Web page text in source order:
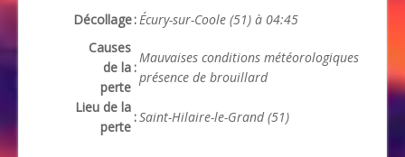
Décollage: Écury-sur-Coole (51) à 04:45
Causes
de la
perte
:
Mauvaises conditions météorologiques
présence de brouillard
Lieu de la
perte
:Saint-Hilaire-le-Grand (51)